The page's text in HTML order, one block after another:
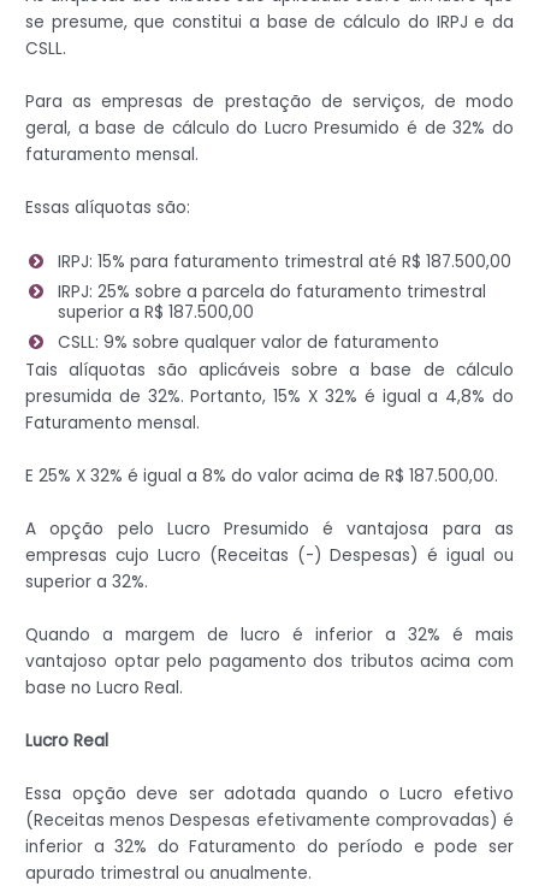
se presume, que constitui a base de cálculo do IRPJ e da
CSLL.
Para as empresas de prestação de serviços, de modo
geral, a base de cálculo do Lucro Presumido é de 32% do
faturamento mensal.
Essas alíquotas são:
IRPJ: 15% para faturamento trimestral até R$ 187.500,00
IRPJ: 25% sobre a parcela do faturamento trimestral
superior a R$ 187.500,00
CSLL: 9% sobre qualquer valor de faturamento
Tais alíquotas são aplicáveis sobre a base de cálculo
presumida de 32%. Portanto, 15% X 32% é igual a 4,8% do
Faturamento mensal.
E 25% X 32% é igual a 8% do valor acima de R$ 187.500,00.
A opção pelo Lucro Presumido é vantajosa para as
empresas cujo Lucro (Receitas (-) Despesas) é igual ou
superior a 32%.
Quando a margem de lucro é inferior a 32% é mais
vantajoso optar pelo pagamento dos tributos acima com
base no Lucro Real.
Lucro Real
Essa opção deve ser adotada quando o Lucro efetivo
(Receitas menos Despesas efetivamente comprovadas) é
inferior a 32% do Faturamento do período e pode ser
apurado trimestral ou anualmente.